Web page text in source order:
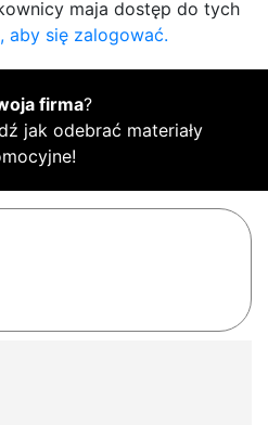
maja dostęp do tych
aby się zalogować.
firma?
jak odebrać materiały